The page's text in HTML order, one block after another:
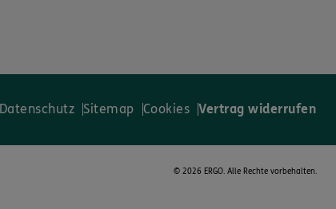
Datenschutz Sitemap Cookies Vertrag widerrufen
© 2026 ERGO. Alle Rechte vorbehalten.